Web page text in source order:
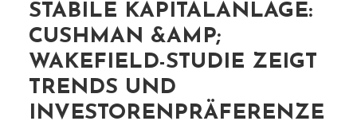
STABILE KAPITALANLAGE:
CUSHMAN &AMP;
WAKEFIELD-STUDIE ZEIGT
TRENDS UND
INVESTORENPRÄFERENZE